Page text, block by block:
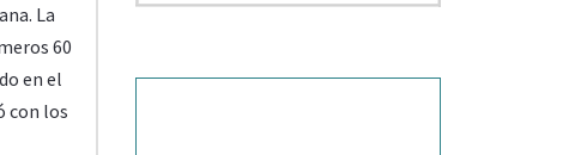
La
60
en el
con los